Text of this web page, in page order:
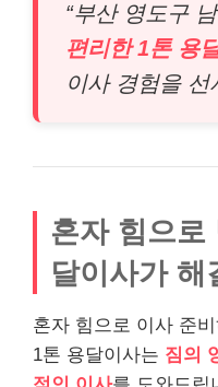
“부산 영도구
편리한 1톤 용
이사 경험을 선
혼자 힘으로
달이사가 해
혼자 힘으로 이사 준
1톤 용달이사는 짐의